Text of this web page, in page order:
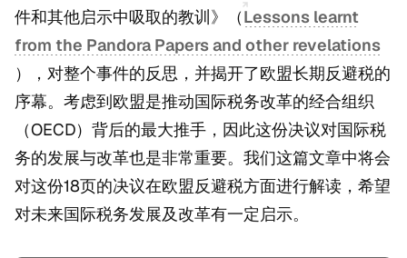
件和其他启示中吸取的教训》（Lessons learnt
from the Pandora Papers and other revelations
），对整个事件的反思，并揭开了欧盟长期反避税的
序幕。考虑到欧盟是推动国际税务改革的经合组织
（OECD）背后的最大推手，因此这份决议对国际税
务的发展与改革也是非常重要。我们这篇文章中将会
对这份18页的决议在欧盟反避税方面进行解读，希望
对未来国际税务发展及改革有一定启示。